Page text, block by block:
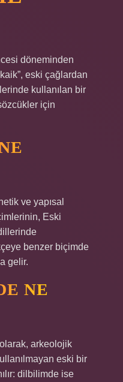
döneminden
eski çağlardan
kullanılan bir
için
ve yapısal
Eski
benzer biçimde
gelir.
NE
arkeolojik
eski bir
dilbilimde ise